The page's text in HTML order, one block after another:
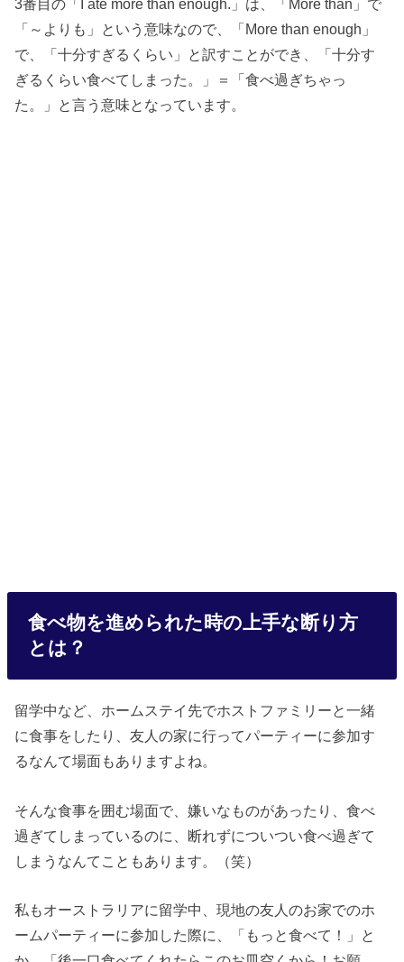
3番目の「I ate more than enough.」は、「More than」で
「～よりも」という意味なので、「More than enough」
で、「十分すぎるくらい」と訳すことができ、「十分す
ぎるくらい食べてしまった。」＝「食べ過ぎちゃっ
た。」と言う意味となっています。
食べ物を進められた時の上手な断り方
とは？
留学中など、ホームステイ先でホストファミリーと一緒
に食事をしたり、友人の家に行ってパーティーに参加す
るなんて場面もありますよね。
そんな食事を囲む場面で、嫌いなものがあったり、食べ
過ぎてしまっているのに、断れずについつい食べ過ぎて
しまうなんてこともあります。（笑）
私もオーストラリアに留学中、現地の友人のお家でのホ
ームパーティーに参加した際に、「もっと食べて！」と